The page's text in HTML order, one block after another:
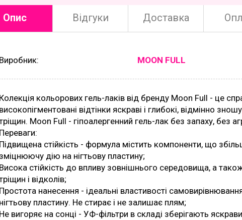
Опис Відгуки Доставка
Виробник: MOON FULL
Колекція кольорових гель-лаків від бренду Moon Full - це
високопігментовані відтінки яскраві і глибокі, відмінно
Moon Full - гіпоалергенний гель-лак без запаху, без
Переваги:
Підвищена стійкість - формула містить компоненти, що
зміцнюючу дію на нігтьову пластину;
Висока стійкість до впливу зовнішнього середовища, а
і відколів;
Простота нанесення - ідеальні властивості
нігтьову пластину. Не стирає і не залишає плям;
Не вигоряє на сонці - УФ-фільтри в складі зберігають